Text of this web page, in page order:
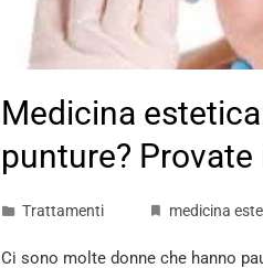
Medicina
punture? Provate
Trattamenti medicina
Ci sono molte donne che hanno